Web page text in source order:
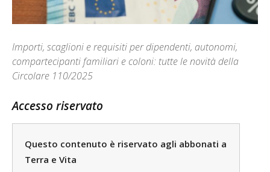
Importi, scaglioni e requisiti per dipendenti, autonomi,
compartecipanti familiari e coloni: tutte le novità della
Circolare 110/2025
Accesso riservato
Questo contenuto è riservato agli abbonati a
Terra e Vita